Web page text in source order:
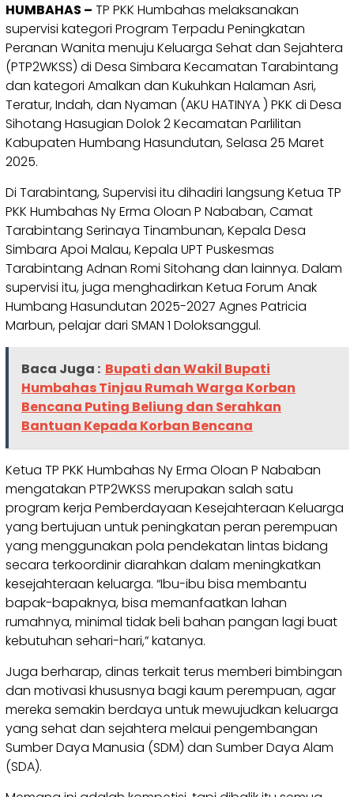
HUMBAHAS – TP PKK Humbahas melaksanakan
supervisi kategori Program Terpadu Peningkatan
Peranan Wanita menuju Keluarga Sehat dan Sejahtera
(PTP2WKSS) di Desa Simbara Kecamatan Tarabintang
dan kategori Amalkan dan Kukuhkan Halaman Asri,
Teratur, Indah, dan Nyaman (AKU HATINYA ) PKK di Desa
Sihotang Hasugian Dolok 2 Kecamatan Parlilitan
Kabupaten Humbang Hasundutan, Selasa 25 Maret
2025.
Di Tarabintang, Supervisi itu dihadiri langsung Ketua TP
PKK Humbahas Ny Erma Oloan P Nababan, Camat
Tarabintang Serinaya Tinambunan, Kepala Desa
Simbara Apoi Malau, Kepala UPT Puskesmas
Tarabintang Adnan Romi Sitohang dan lainnya. Dalam
supervisi itu, juga menghadirkan Ketua Forum Anak
Humbang Hasundutan 2025-2027 Agnes Patricia
Marbun, pelajar dari SMAN 1 Doloksanggul.
Baca Juga : Bupati dan Wakil Bupati
Humbahas Tinjau Rumah Warga Korban
Bencana Puting Beliung dan Serahkan
Bantuan Kepada Korban Bencana
Ketua TP PKK Humbahas Ny Erma Oloan P Nababan
mengatakan PTP2WKSS merupakan salah satu
program kerja Pemberdayaan Kesejahteraan Keluarga
yang bertujuan untuk peningkatan peran perempuan
yang menggunakan pola pendekatan lintas bidang
secara terkoordinir diarahkan dalam meningkatkan
kesejahteraan keluarga. “Ibu-ibu bisa membantu
bapak-bapaknya, bisa memanfaatkan lahan
rumahnya, minimal tidak beli bahan pangan lagi buat
kebutuhan sehari-hari,” katanya.
Juga berharap, dinas terkait terus memberi bimbingan
dan motivasi khususnya bagi kaum perempuan, agar
mereka semakin berdaya untuk mewujudkan keluarga
yang sehat dan sejahtera melaui pengembangan
Sumber Daya Manusia (SDM) dan Sumber Daya Alam
(SDA).